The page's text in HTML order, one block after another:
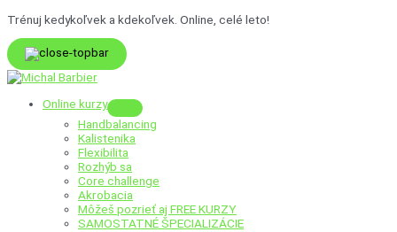
Preskočiť
obsah
Trénuj kedykoľvek a kdekoľvek. Online, celé leto!
Online kurzy
Menu
Toggle
Handbalancing
Kalistenika
Flexibilita
Rozhýb sa
Core challenge
Akrobacia
Môžeš pozrieť ajFREE KURZY
SAMOSTATNÉ ŠPECIALIZÁCIE